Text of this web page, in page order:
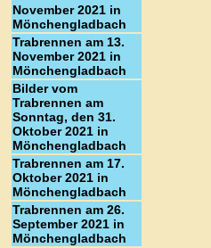
November 2021 in
Mönchengladbach
Trabrennen am 13.
November 2021 in
Mönchengladbach
Bilder vom
Trabrennen am
Sonntag, den 31.
Oktober 2021 in
Mönchengladbach
Trabrennen am 17.
Oktober 2021 in
Mönchengladbach
Trabrennen am 26.
September 2021 in
Mönchengladbach